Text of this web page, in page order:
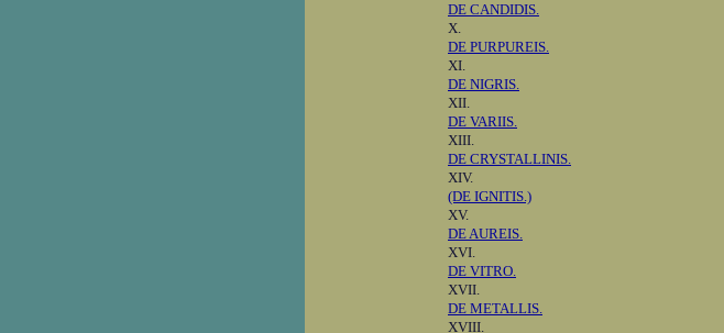
DE CANDIDIS.
X.
DE PURPUREIS.
XI.
DE NIGRIS.
XII.
DE VARIIS.
XIII.
DE CRYSTALLINIS.
XIV.
(DE IGNITIS.)
XV.
DE AUREIS.
XVI.
DE VITRO.
XVII.
DE METALLIS.
XVIII.